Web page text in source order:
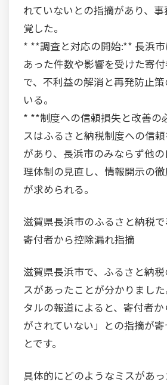
れていないとの指摘があり、
覚した。
* **調査と対応の開始:** 長浜
あった件数や影響を受けた寄
で、不利益の解消と再発防止
いる。
* **制度への信頼損失と改善の
スはふるさと納税制度への信
があり、長浜市のみならず他
理体制の見直し、情報開示の
が求められる。
滋賀県長浜市のふるさと納税で
寄付者から控除漏れ指摘
滋賀県長浜市で、ふるさと納
スがあったことが分かりまし
タルの報道によると、寄付者
がされていない」との指摘が
とです。
具体的にどのようなミスがあ